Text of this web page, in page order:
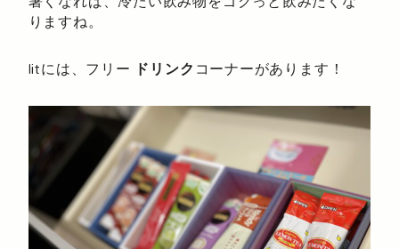
りますね。
litには、フリー ドリンク コーナーがあります！